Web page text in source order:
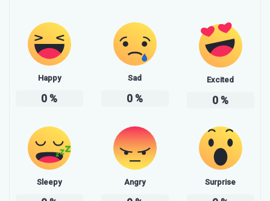
Happy
0%
Sad
0%
Excited
0%
Sleepy Angry Surprise